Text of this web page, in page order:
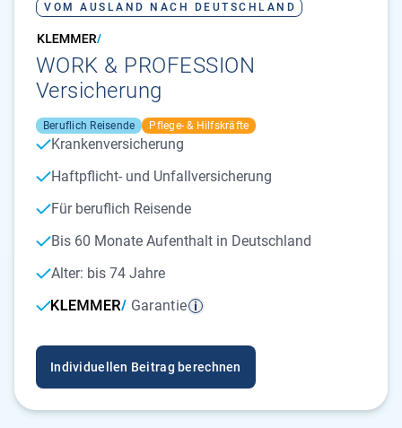
VOM AUSLAND NACH DEUTSCHLAND
WORK & PROFESSION
Versicherung
Beruflich Reisende Pflege- & Hilfskräfte
Krankenversicherung
Haftpflicht- und Unfallversicherung
Für beruflich Reisende
Bis 60 Monate Aufenthalt in Deutschland
Alter: bis 74 Jahre
Garantie
Individuellen Beitrag berechnen